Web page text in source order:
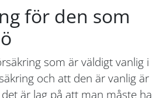
för den som
som är väldigt vanlig i
och att den är vanlig är
är lag på att man måste ha